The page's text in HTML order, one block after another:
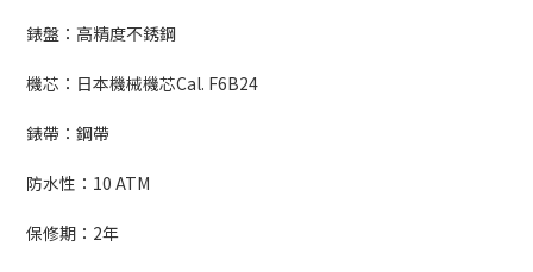
錶盤：高精度不銹鋼
機芯：日本機械機芯Cal. F6B24
錶帶：鋼帶
防水性： 10 ATM
保修期： 2年